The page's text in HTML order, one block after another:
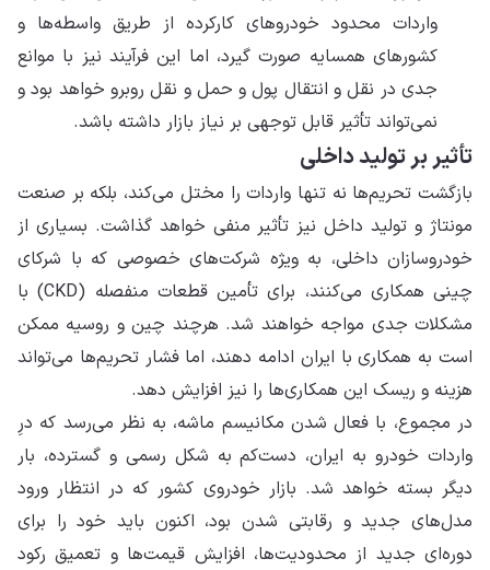
واردات محدود خودروهای کارکرده از طریق واسطه‌ها و
کشورهای همسایه صورت گیرد، اما این فرآیند نیز با موانع
جدی در نقل و انتقال پول و حمل و نقل روبرو خواهد بود و
نمی‌تواند تأثیر قابل توجهی بر نیاز بازار داشته باشد.
تأثیر بر تولید داخلی
بازگشت تحریم‌ها نه تنها واردات را مختل می‌کند، بلکه بر صنعت
مونتاژ و تولید داخل نیز تأثیر منفی خواهد گذاشت. بسیاری از
خودروسازان داخلی، به ویژه شرکت‌های خصوصی که با شرکای
چینی همکاری می‌کنند، برای تأمین قطعات منفصله (CKD) با
مشکلات جدی مواجه خواهند شد. هرچند چین و روسیه ممکن
است به همکاری با ایران ادامه دهند، اما فشار تحریم‌ها می‌تواند
هزینه و ریسک این همکاری‌ها را نیز افزایش دهد.
در مجموع، با فعال شدن مکانیسم ماشه، به نظر می‌رسد که درِ
واردات خودرو به ایران، دست‌کم به شکل رسمی و گسترده، بار
دیگر بسته خواهد شد. بازار خودروی کشور که در انتظار ورود
مدل‌های جدید و رقابتی شدن بود، اکنون باید خود را برای
دوره‌ای جدید از محدودیت‌ها، افزایش قیمت‌ها و تعمیق رکود